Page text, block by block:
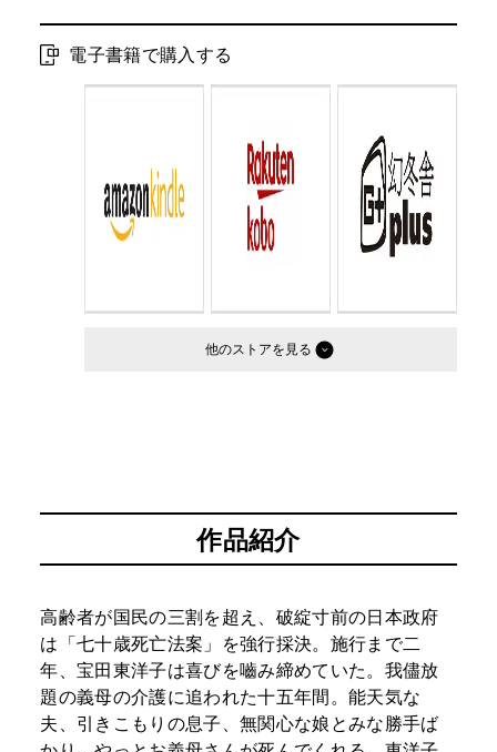
電子書籍で購入する
他のストア
作品紹介
高齢者が国民の三割を超え、破綻寸前の日本政府
は「七十歳死亡法案」を強行採決。施行まで二
年、宝田東洋子は喜びを嚙み締めていた。我儘放
題の義母の介護に追われた十五年間。能天気な
夫、引きこもりの息子、無関心な娘とみな勝手ば